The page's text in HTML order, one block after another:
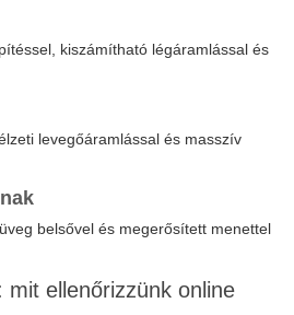
kiszámítható légáramlással és
levegőáramlással és masszív
belsővel és megerősített menettel
ellenőrizzünk online